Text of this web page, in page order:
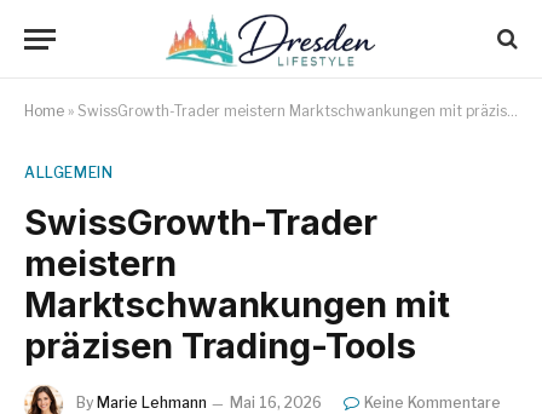
Home » SwissGrowth-Trader meistern Marktschwankungen mit präzisen Trading-Tools
ALLGEMEIN
SwissGrowth-Trader
meistern
Marktschwankungen mit
präzisen Trading-Tools
By Marie Lehmann Mai 16, 2026
Keine Kommentare